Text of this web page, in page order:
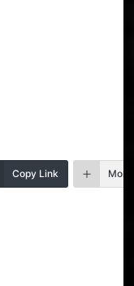
Copy Link More